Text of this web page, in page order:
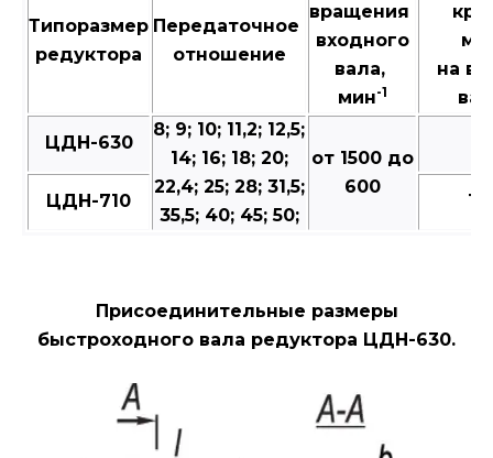
Типоразмер
редуктора
Передаточное
отношение
вращения
входного
вала,
мин-1
на
ЦДН-630
8; 9; 10; 11,2; 12,5;
14; 16; 18; 20;
22,4; 25; 28; 31,5;
35,5; 40; 45; 50;
от 1500 до
600
ЦДН-710
Присоединительные размеры
быстроходного вала редуктора ЦДН-630.